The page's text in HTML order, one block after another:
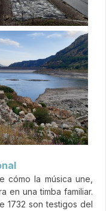
cómo la música une,
en una timba familiar.
1732 son testigos del